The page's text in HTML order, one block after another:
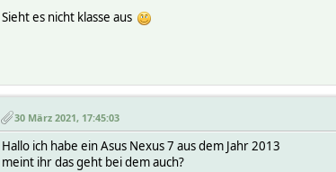
Sieht es nicht klasse aus
30 März 2021, 17:45:03
Hallo ich habe ein Asus Nexus 7 aus dem Jahr 2013
meint ihr das geht bei dem auch?